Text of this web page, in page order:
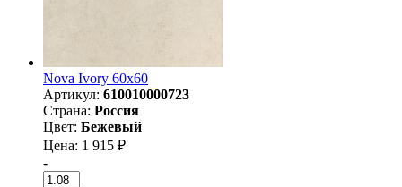
Nova Ivory 60х60
Артикул: 610010000723
Страна: Россия
Цвет: Бежевый
Цена: 1 915 ₽
-